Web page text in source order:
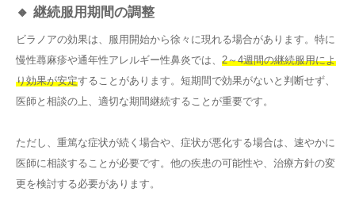
🔸 継続服用期間の調整
ビラノアの効果は、服用開始から徐々に現れる場合があります。特に
慢性蕁麻疹や通年性アレルギー性鼻炎では、 2～4週間の継続服用によ
り効果が安定することがあります。短期間で効果がないと判断せず、
医師と相談の上、適切な期間継続することが重要です。
ただし、重篤な症状が続く場合や、症状が悪化する場合は、速やかに
医師に相談することが必要です。他の疾患の可能性や、治療方針の変
更を検討する必要があります。